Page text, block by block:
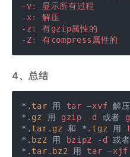
-v: 显示所有过程
-x: 解压
-z: 有gzip属性的
-Z: 有compress属性的
4、总结
* .tar 用 tar –xvf 解压
* .gz 用 gzip -d 或者
* .tar .gz 和 * .tgz 用
* .bz2 用 bzip2 -d 或
* .tar .bz2 用 tar –xjf